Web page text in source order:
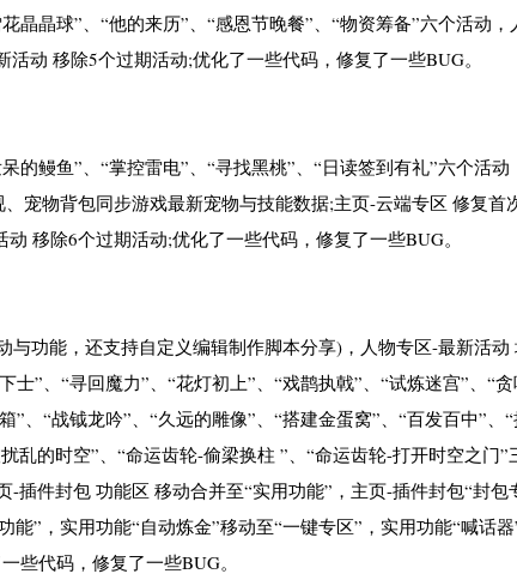
晶晶球”、“他的来历”、“感恩节晚餐”、“物资筹备”六个活动，
动 移除5个过期活动;优化了一些代码，修复了一些BUG。
的鳗鱼”、“掌控雷电”、“寻找黑桃”、“日读签到有礼”六个活动
宠物背包同步游戏最新宠物与技能数据;主页-云端专区 修复首
移除6个过期活动;优化了一些代码，修复了一些BUG。
功能，还支持自定义编辑制作脚本分享)，人物专区-最新活动
士”、“寻回魔力”、“花灯初上”、“戏鹊执戟”、“试炼迷宫”、“
”、“战钺龙吟”、“久远的雕像”、“搭建金蛋窝”、“百发百中”、
乱的时空”、“命运齿轮-偷梁换柱 ”、“命运齿轮-打开时空之门”
插件封包 功能区 移动合并至“实用功能”，主页-插件封包“封包
”，实用功能“自动炼金”移动至“一键专区”，实用功能“喊话
些代码，修复了一些BUG。